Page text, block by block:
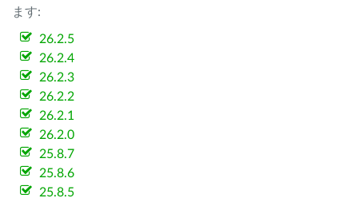
ます:
26.2.5
26.2.4
26.2.3
26.2.2
26.2.1
26.2.0
25.8.7
25.8.6
25.8.5